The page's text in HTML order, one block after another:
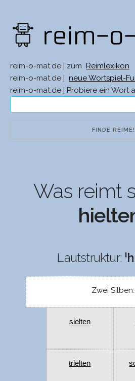
reim-o-mat.de | zum
Reimlexikon
reim-o-mat.de |
neue Wortspiel-
reim-o-mat.de | Probiere ein Wort
Was reimt
Lautstruktur:
Zwei Silben:
sielten
trielten